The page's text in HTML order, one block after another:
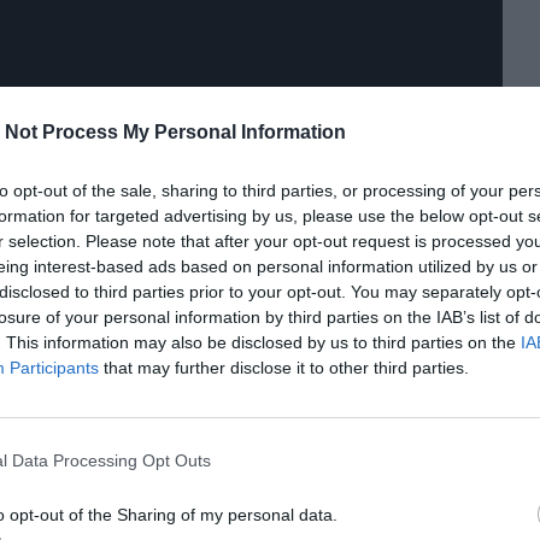
Not Process My Personal Information
opt-out of the sale, sharing to third parties, or processing of your
for targeted advertising by us, please use the below opt-out
selection. Please note that after your opt-out request is processed
interest-based ads based on personal information utilized by us
to third parties prior to your opt-out. You may separately
of your personal information by third parties on the IAB’s list of
This information may also be disclosed by us to third parties on the
Participants that may further disclose it to other third parties.
Data Processing Opt Outs
opt-out of the Sharing of my personal data.
"La gente sale conmovida y sacudida; y en el
te hace llorar, es muy inmersiva”, dice Liena.
se han acercado a hacer algún comentario o
una familia les permitió entrar a su casa. “Tienes la
un pedazo de vida –cuenta Patricia-. La película es
también está cansada tal vez del artificio”.
Infinita del Festival de Cine de Santander le
con sensibilidad, ternura y humor.